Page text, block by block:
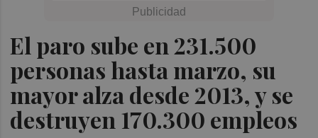
El paro sube en 231.500
personas hasta marzo, su
mayor alza desde 2013, y se
destruyen 170.300 empleos